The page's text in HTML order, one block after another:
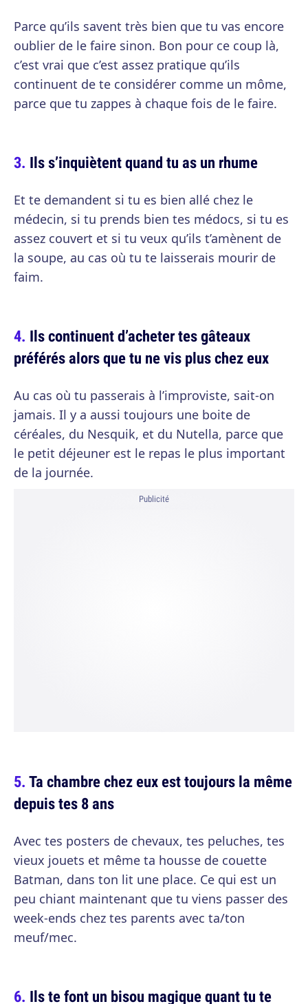
Parce qu’ils savent très bien que tu vas encore
oublier de le faire sinon. Bon pour ce coup là,
c’est vrai que c’est assez pratique qu’ils
continuent de te considérer comme un môme,
parce que tu zappes à chaque fois de le faire.
Ils s’inquiètent quand tu as un rhume
Et te demandent si tu es bien allé chez le
médecin, si tu prends bien tes médocs, si tu es
assez couvert et si tu veux qu’ils t’amènent de
la soupe, au cas où tu te laisserais mourir de
faim.
Ils continuent d’acheter tes gâteaux
préférés alors que tu ne vis plus chez eux
Au cas où tu passerais à l’improviste, sait-on
jamais. Il y a aussi toujours une boite de
céréales, du Nesquik, et du Nutella, parce que
le petit déjeuner est le repas le plus important
de la journée.
Publicité
Ta chambre chez eux est toujours la même
depuis tes 8 ans
Avec tes posters de chevaux, tes peluches, tes
vieux jouets et même ta housse de couette
Batman, dans ton lit une place. Ce qui est un
peu chiant maintenant que tu viens passer des
week-ends chez tes parents avec ta/ton
meuf/mec.
Ils te font un bisou magique quant tu te